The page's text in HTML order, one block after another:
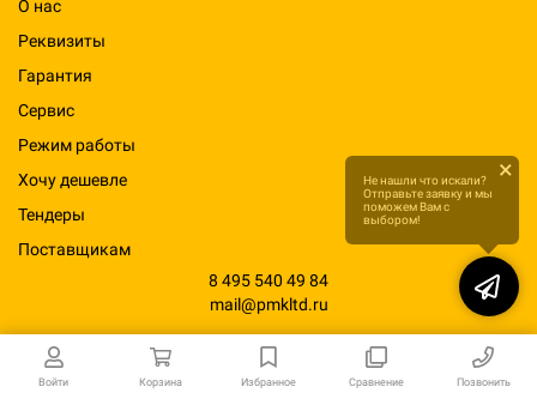
Войти Корзина Избранное Сравнение Позвонить
О нас
Реквизиты
Гарантия
Сервис
Режим работы
Хочу дешевле
Тендеры
Поставщикам
8 495 540 49 84
mail@pmkltd.ru
Не нашли что искали?
Отправьте заявку и мы
поможем Вам с
выбором!
×